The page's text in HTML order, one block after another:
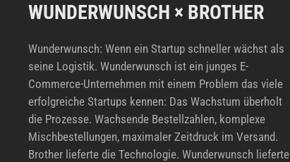
WUNDERWUNSCH × BROTHER
Wunderwunsch: Wenn ein Startup schneller wächst als
seine Logistik. Wunderwunsch ist ein junges E-
Commerce-Unternehmen mit einem Problem das viele
erfolgreiche Startups kennen: Das Wachstum überholt
die Prozesse. Wachsende Bestellzahlen, komplexe
Mischbestellungen, maximaler Zeitdruck im Versand.
Brother lieferte die Technologie. Wunderwunsch lieferte